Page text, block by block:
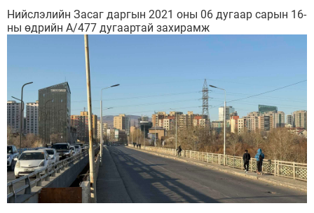
Нийслэлийн Засаг даргын 2021 оны 06 дугаар сарын 16-
ны өдрийн А/477 дугаартай захирамж